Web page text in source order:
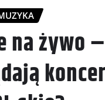
na żywo